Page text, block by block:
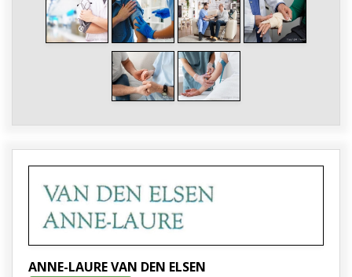
ANNE-LAURE VAN DEN ELSEN